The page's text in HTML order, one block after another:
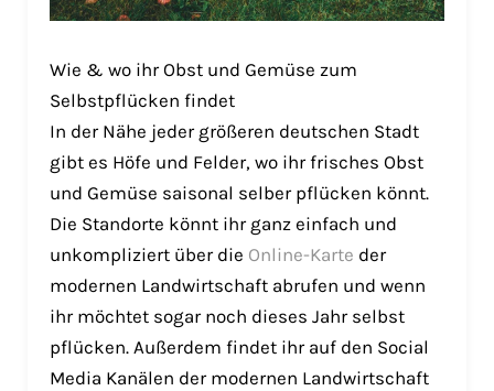
Wie & wo ihr Obst und Gemüse zum
Selbstpflücken findet
In der Nähe jeder größeren deutschen Stadt
gibt es Höfe und Felder, wo ihr frisches Obst
und Gemüse saisonal selber pflücken könnt.
Die Standorte könnt ihr ganz einfach und
unkompliziert über die Online-Karte der
modernen Landwirtschaft abrufen und wenn
ihr möchtet sogar noch dieses Jahr selbst
pflücken. Außerdem findet ihr auf den Social
Media Kanälen der modernen Landwirtschaft